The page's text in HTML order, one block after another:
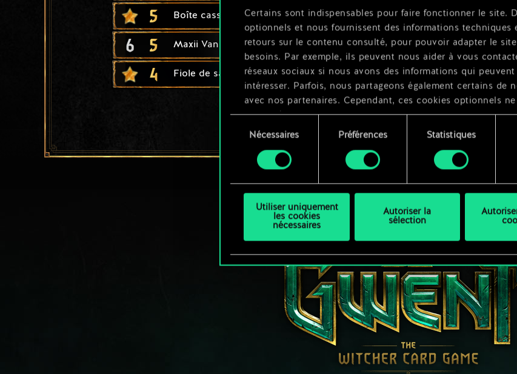
Certains sont indispensables pour faire fonctionner le site.
optionnels et nous fournissent des informations techniques
retours sur le contenu consulté, pour pouvoir adapter le
besoins. Par exemple, ils peuvent nous aider à vous
réseaux sociaux si nous avons des informations qui
intéresser. Parfois, nous partageons également certains de
avec nos partenaires. Cependant, ces cookies optionnels
appliqués qu'avec votre permission.
et modifier vos préférences dans le menu "Paramètres" ci-
consentement
Nécessaires Préférences Statistiques
Utiliser uniquement
les cookies
nécessaires
Autoriser la
sélection
5 Boîte casse-tête mystérieuse
6 5 Maxii Van Dekkar
4 Fiole de savoir interdit